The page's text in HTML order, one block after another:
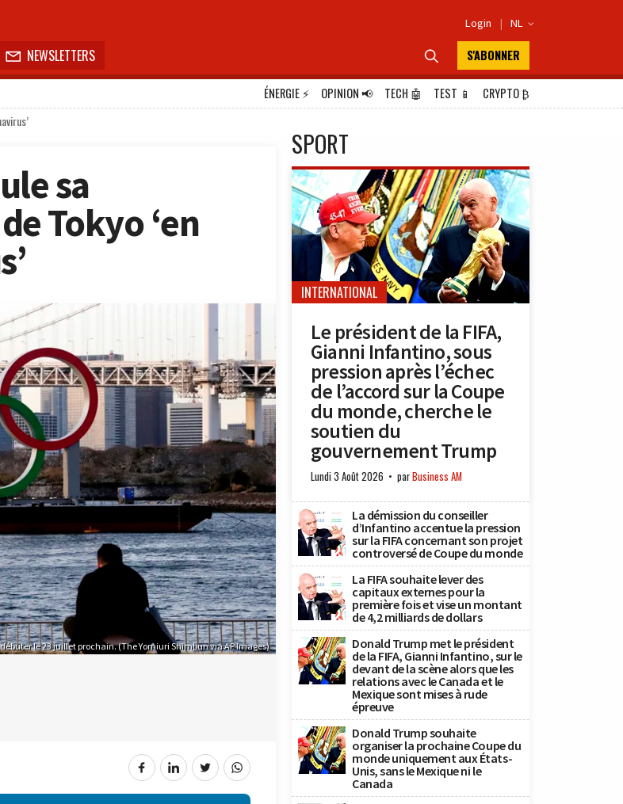
Login | NL 
 NEWSLETTERS  S'ABONNER
ÉNERGIE⚡ OPINION📢 TECH 🤖 TEST 📱 CRYPTO₿
sa
Tokyo ‘en
le 23 juillet prochain. (The Yomiuri Shimbun via AP Images)
SPORT
INTERNATIONAL
Le président de la FIFA,
Gianni Infantino, sous
pression après l’échec
de l’accord sur la Coupe
du monde, cherche le
soutien du
gouvernement Trump
Lundi 3 Août 2026 parBusiness AM
La démission du conseiller
d’Infantino accentue la pression
sur la FIFA concernant son projet
controversé de Coupe du monde
La FIFA souhaite lever des
capitaux externes pour la
première fois et vise un montant
de 4,2 milliards de dollars
Donald Trump met le président
de la FIFA, Gianni Infantino, sur le
devant de la scène alors que les
relations avec le Canada et le
Mexique sont mises à rude
épreuve
Donald Trump souhaite
organiser la prochaine Coupe du
monde uniquement aux États-
Unis, sans le Mexique ni le
Canada